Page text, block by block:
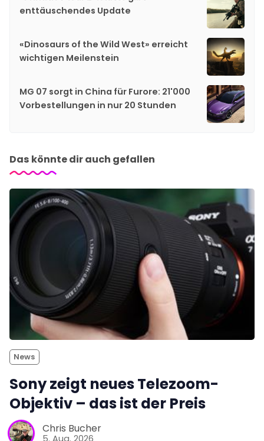
enttäuschendes Update
«Dinosaurs of the Wild West» erreicht
wichtigen Meilenstein
MG 07 sorgt in China für Furore: 21'000
Vorbestellungen in nur 20 Stunden
Das könnte dir auch gefallen
News
Sony zeigt neues Telezoom-
Objektiv – das ist der Preis
Chris Bucher